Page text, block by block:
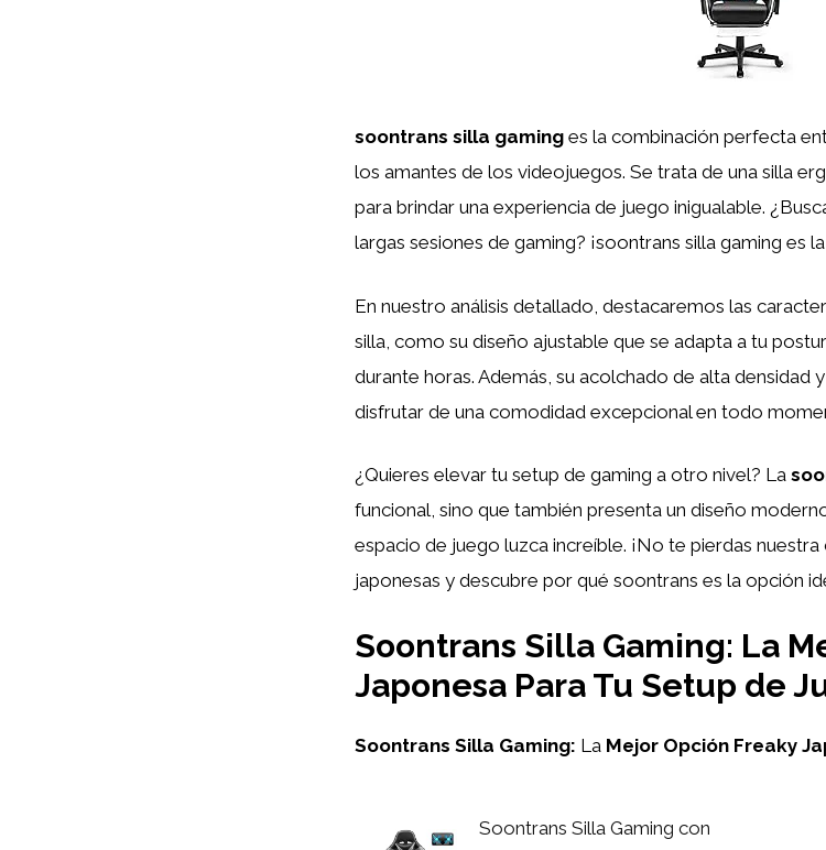
soontrans silla gaming es la combinación perfecta
los amantes de los videojuegos. Se trata de una silla
para brindar una experiencia de juego inigualable.
largas sesiones de gaming? ¡soontrans silla gaming es
En nuestro análisis detallado, destacaremos las
silla, como su diseño ajustable que se adapta a tu
durante horas. Además, su acolchado de alta densidad
disfrutar de una comodidad excepcional en todo
¿Quieres elevar tu setup de gaming a otro nivel? La
funcional, sino que también presenta un diseño
espacio de juego luzca increíble. ¡No te pierdas
japonesas y descubre por qué soontrans es la opción
Soontrans Silla Gaming: La
Japonesa Para Tu Setup de
Soontrans Silla Gaming: La Mejor Opción Freaky
Soontrans Silla Gaming con